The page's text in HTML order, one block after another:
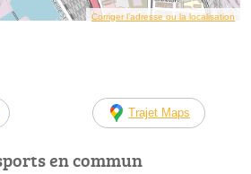
Corriger l’adresse ou la localisation
Trajet Maps
en commun